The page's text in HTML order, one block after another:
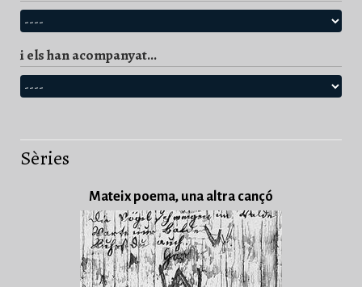
i els han acompanyat...
Sèries
Mateix poema, una altra cançó